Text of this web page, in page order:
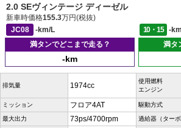
2.0 SEヴィンテージ ディーゼル
新車時価格155.3万円(税抜)
JC08
-km/L 10・15
-
満タンでどこまで走る？
-km
満タ
排気量 1974cc
使用燃料
エンジン
ミッション フロア4AT 駆動方式
最大出力 73ps/4700rpm 過給器（ターボ